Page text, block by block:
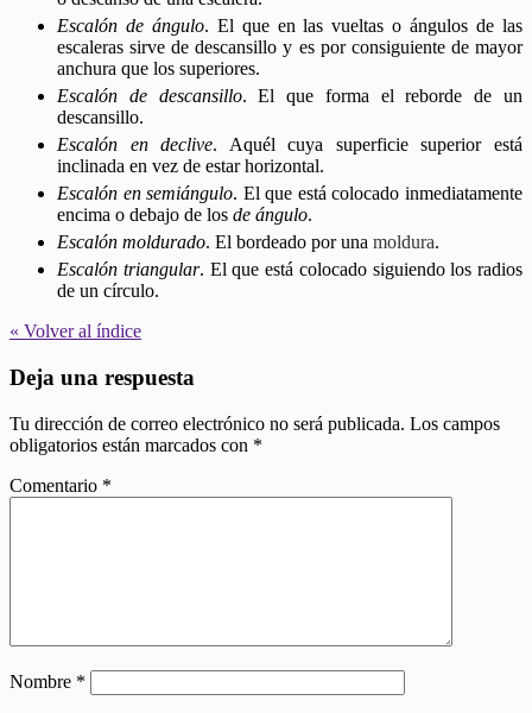
Escalón de ángulo. El que en las vueltas o ángulos de las
escaleras sirve de descansillo y es por consiguiente de mayor
anchura que los superiores.
Escalón de descansillo. El que forma el reborde de un
descansillo.
Escalón en declive. Aquél cuya superficie superior está
inclinada en vez de estar horizontal.
Escalón en semiángulo. El que está colocado inmediatamente
encima o debajo de los de ángulo.
Escalón moldurado. El bordeado por una moldura.
Escalón triangular. El que está colocado siguiendo los radios
de un círculo.
« Volver al índice
Deja una respuesta
Tu dirección de correo electrónico no será publicada. Los campos
obligatorios están marcados con *
Comentario *
Nombre *